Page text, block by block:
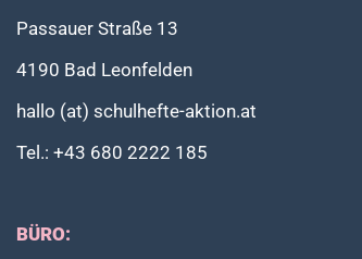
Passauer Straße 13
4190 Bad Leonfelden
hallo (at) schulhefte-aktion.at
Tel.: +43 680 2222 185
BÜRO: